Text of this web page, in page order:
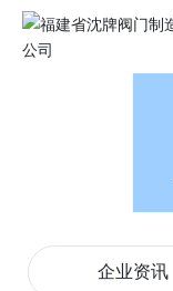
企业资讯